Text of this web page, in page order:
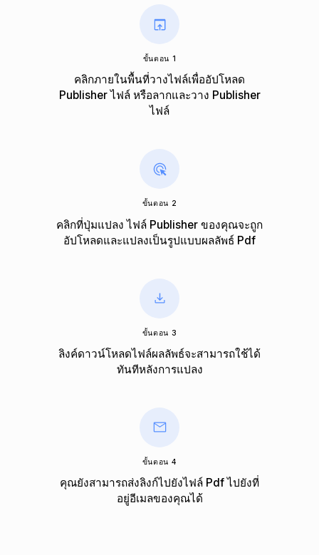
ขั้นตอน 1
คลิกภายในพื้นที่วางไฟล์เพื่ออัปโหลด
Publisher ไฟล์ หรือลากและวาง Publisher
ไฟล์
ขั้นตอน 2
คลิกที่ปุ่มแปลง ไฟล์ Publisher ของคุณจะถูก
อัปโหลดและแปลงเป็นรูปแบบผลลัพธ์ Pdf
ขั้นตอน 3
ลิงค์ดาวน์โหลดไฟล์ผลลัพธ์จะสามารถใช้ได้
ทันทีหลังการแปลง
ขั้นตอน 4
คุณยังสามารถส่งลิงก์ไปยังไฟล์ Pdf ไปยังที่
อยู่อีเมลของคุณได้